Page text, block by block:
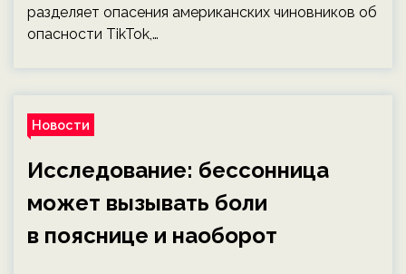
разделяет опасения американских чиновников об
опасности TikTok,…
Новости
Исследование: бессонница
может вызывать боли
в пояснице и наоборот